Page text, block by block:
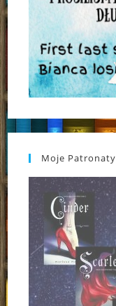
Moje Patronaty